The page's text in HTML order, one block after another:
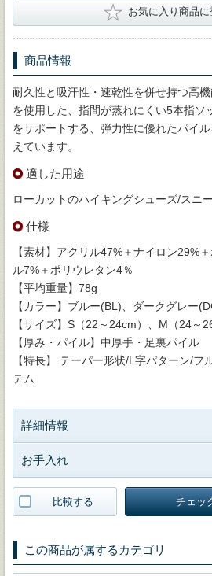
★ お気に入り商品に
商品情報
耐久性と吸汗性・速乾性を併せ持つ高
を使用した、指間が蒸れにくい5本指ソ
をサポートする、弾力性に優れたパイ
えています。
適した用途
ローカットのハイキングシューズ/スニ
仕様
【素材】アクリル47%＋ナイロン29%
ル7%＋ポリウレタン4％
【平均重量】78g
【カラー】ブルー(BL)、ダークグレー
【サイズ】S（22～24cm）、M（24～
【厚み・パイル】中厚手・足裏パイル
【特長】 テーパー形状/L字パターン/フ
テム
詳細情報
お手入れ
比較する チェッ
この商品が属するカテゴリ